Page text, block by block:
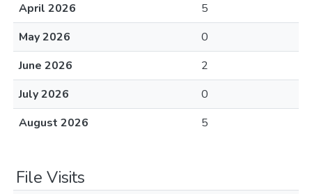
April 2026
5
May 2026
0
June 2026
2
July 2026
0
August 2026
5
File Visits